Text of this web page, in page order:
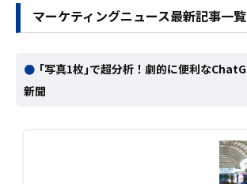
マーケティングニュース最新記事一覧
｢写真1枚｣で超分析！劇的に便利な
新聞